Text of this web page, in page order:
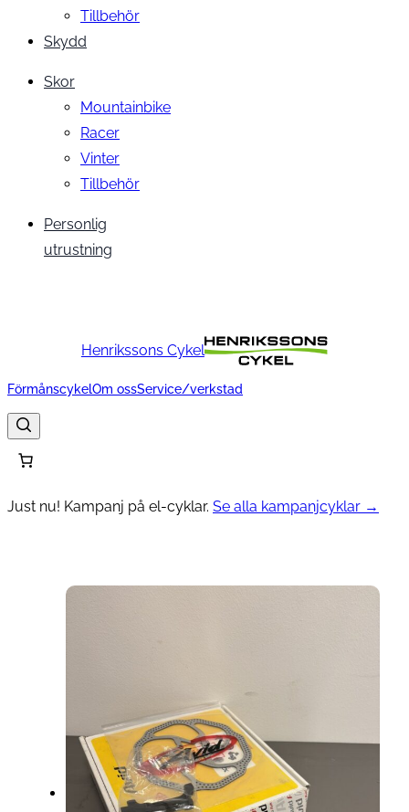
Tillbehör
Skydd
Skor
Mountainbike
Racer
Vinter
Tillbehör
Personlig
utrustning
Henrikssons Cykel
FörmånscykelOm ossService/verkstad
Just nu! Kampanj på el-cyklar. Se alla kampanjcyklar →